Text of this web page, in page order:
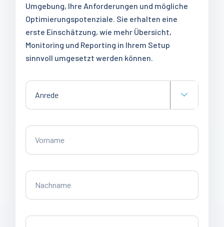
Umgebung, Ihre Anforderungen und mögliche
Optimierungspotenziale. Sie erhalten eine
erste Einschätzung, wie mehr Übersicht,
Monitoring und Reporting in Ihrem Setup
sinnvoll umgesetzt werden können.
